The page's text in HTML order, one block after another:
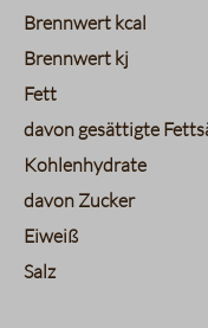
Brennwert kcal
Brennwert kj
Fett
davon gesättigte
Kohlenhydrate
davon Zucker
Eiweiß
Salz